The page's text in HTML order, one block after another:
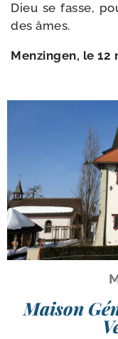
Dieu se fasse,
des âmes.
Menzingen, le 12
Maison